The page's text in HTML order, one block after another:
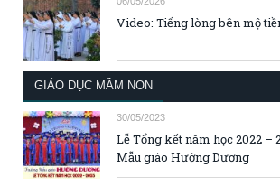
Video: Tiếng lòng bên mộ
GIÁO DỤC MẦM NON
30/05/2023
Lễ Tổng kết năm học 2022 –
Mẫu giáo Hướng Dương